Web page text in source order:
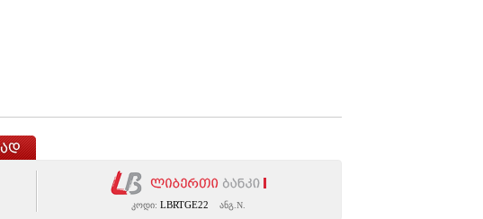
კოდი: LBRTGE22 ანგ.N.